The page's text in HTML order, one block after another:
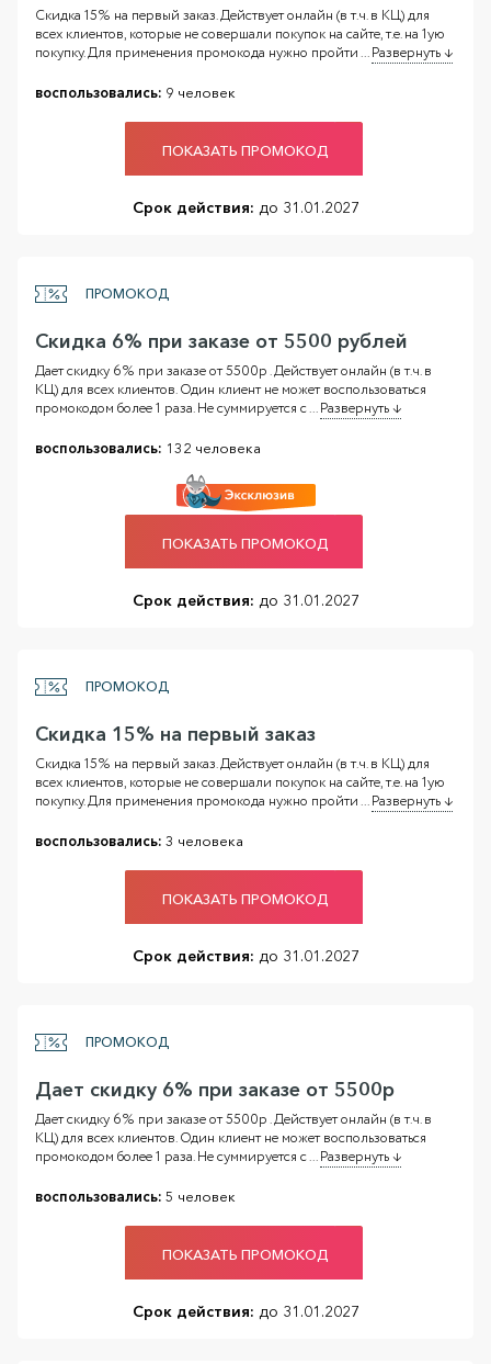
Скидка 15% на первый заказ. Действует онлайн (в т.ч. в КЦ) для
всех клиентов, которые не совершали покупок на сайте, т.е. на 1ую
покупку. Для применения промокода нужно пройти...Развернуть ↓
воспользовались: 9 человек
ПОКАЗАТЬ ПРОМОКОД
Срок действия: до 31.01.2027
ПРОМОКОД
Скидка 6% при заказе от 5500 рублей
Дает скидку 6% при заказе от 5500р . Действует онлайн (в т.ч. в
КЦ) для всех клиентов. Один клиент не может воспользоваться
промокодом более 1 раза. Не суммируется с...Развернуть ↓
воспользовались: 132 человека
ПОКАЗАТЬ ПРОМОКОД
Срок действия: до 31.01.2027
ПРОМОКОД
Скидка 15% на первый заказ
Скидка 15% на первый заказ. Действует онлайн (в т.ч. в КЦ) для
всех клиентов, которые не совершали покупок на сайте, т.е. на 1ую
покупку. Для применения промокода нужно пройти...Развернуть ↓
воспользовались: 3 человека
ПОКАЗАТЬ ПРОМОКОД
Срок действия: до 31.01.2027
ПРОМОКОД
Дает скидку 6% при заказе от 5500р
Дает скидку 6% при заказе от 5500р . Действует онлайн (в т.ч. в
КЦ) для всех клиентов. Один клиент не может воспользоваться
промокодом более 1 раза. Не суммируется с...Развернуть ↓
воспользовались: 5 человек
ПОКАЗАТЬ ПРОМОКОД
Срок действия: до 31.01.2027